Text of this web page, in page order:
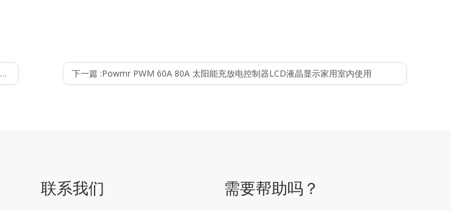
下一篇 :Powmr PWM 60A 80A 太阳能充放电控制器LCD液晶显示家用室内使用
联系我们 需要帮助吗？